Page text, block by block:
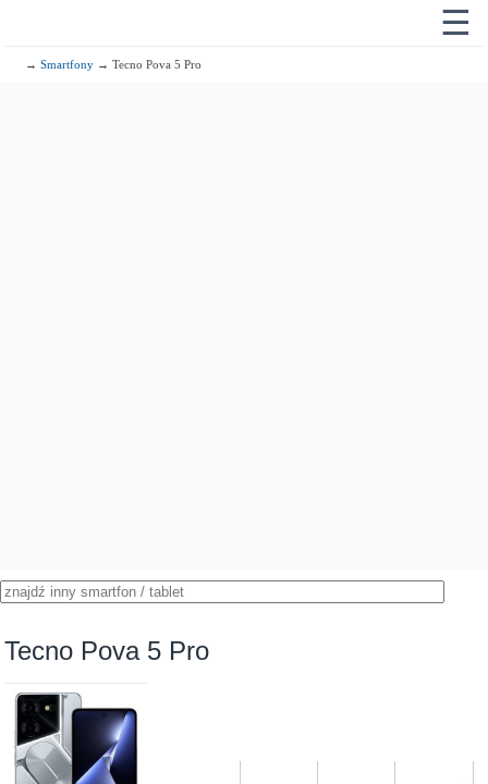
☰
→Smartfony → Tecno Pova 5 Pro
Tecno Pova 5 Pro